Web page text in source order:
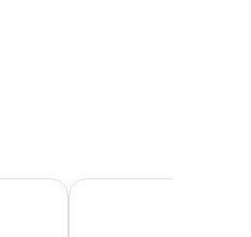
華南大飯店